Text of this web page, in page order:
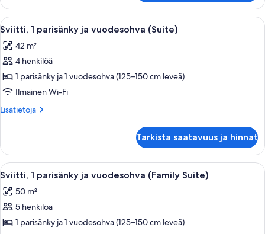
1
parisänky
(Superior)
Avaa
kaikki
huonetyypin
Sviitti,
1
parisänky
ja
vuodesohva
kuvat
Hotellihuone, jonka värimaailma on
2
Sviitti, 1 parisänky ja vuodesohva (Suite)
42 m²
4 henkilöä
1 parisänky ja 1 vuodesohva (125–150 cm leveä)
Ilmainen Wi-Fi
Lisätietoja
Lisätietoja
parisänky
ja
vuodesohva
Tarkista saatavuus ja hinnat
Avaa
kaikki
huonetyypin
Sviitti,
1
Siististi pedattu sänky valkoisilla
3
Sviitti, 1 parisänky ja vuodesohva (Family Suite)
50 m²
5 henkilöä
1 parisänky ja 1 vuodesohva (125–150 cm leveä)